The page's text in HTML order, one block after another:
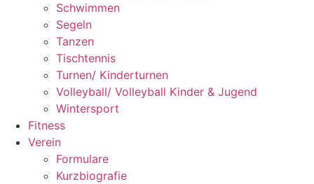
Schwimmen
Segeln
Tanzen
Tischtennis
Turnen/ Kinderturnen
Volleyball/ Volleyball Kinder & Jugend
Wintersport
Fitness
Verein
Formulare
Kurzbiografie